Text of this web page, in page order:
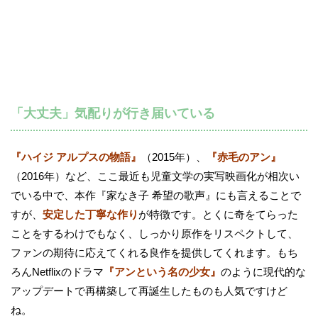
「大丈夫」気配りが行き届いている
『ハイジ アルプスの物語』 （2015年）、
『赤毛のアン』
（2016年）など、ここ最近も児童文学の実写映画化が相次い
でいる中で、本作『家なき子 希望の歌声』にも言えることで
すが、 安定した丁寧な作り が特徴です。とくに奇をてらった
ことをするわけでもなく、しっかり原作をリスペクトして、
ファンの期待に応えてくれる良作を提供してくれます。もち
ろんNetflixのドラマ 『アンという名の少女』 のように現代的な
アップデートで再構築して再誕生したものも人気ですけど
ね。